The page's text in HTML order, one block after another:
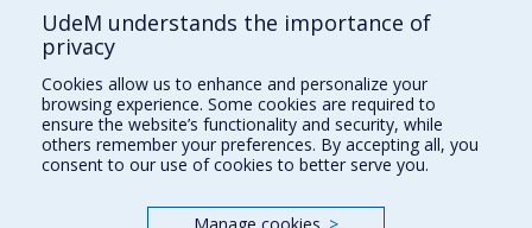
Who does what?
Find us
Site map
Accessibility
UdeM understands the importance of
privacy
Cookies allow us to enhance and personalize your
browsing experience. Some cookies are required to
ensure the website’s functionality and security, while
others remember your preferences. By accepting all, you
consent to our use of cookies to better serve you.